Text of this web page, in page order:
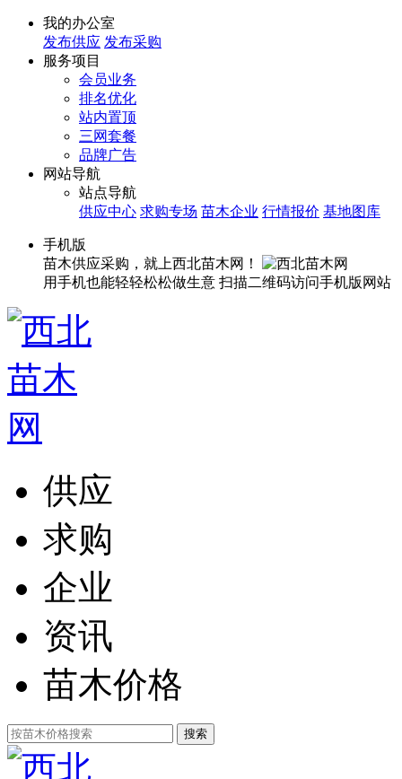
我的办公室
发布供应 发布采购
服务项目
会员业务
排名优化
站内置顶
三网套餐
品牌广告
网站导航
站点导航
供应中心 求购专场 苗木企业 行情报价 基地图库
手机版
苗木供应采购，就上西北苗木网！
用手机也能轻轻松松做生意 扫描二维码访问手机版网站
供应
求购
企业
资讯
苗木价格